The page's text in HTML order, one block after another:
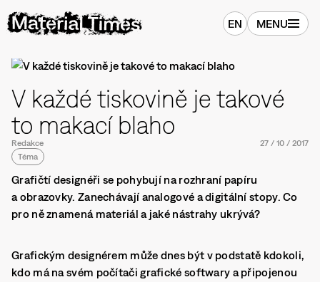
EN MENU
V každé tiskovině je takové
to makací blaho
Redakce 27 / 10 / 2017
Téma
Grafičtí designéři se pohybují na rozhraní papíru
a obrazovky. Zanechávají analogové a digitální stopy. Co
pro ně znamená materiál a jaké nástrahy ukrývá?
Grafickým designérem může dnes být v podstatě kdokoli,
kdo má na svém počítači grafické softwary a připojenou